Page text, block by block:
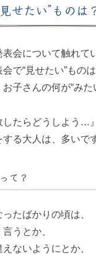
せたい”ものは
表会について触れて
で“見せたい”もの
子さんの何が“みた
したらどうしよう…』
する大人は、多いで
て？
たばかりの頃は、
うとか、
ないようにとか、